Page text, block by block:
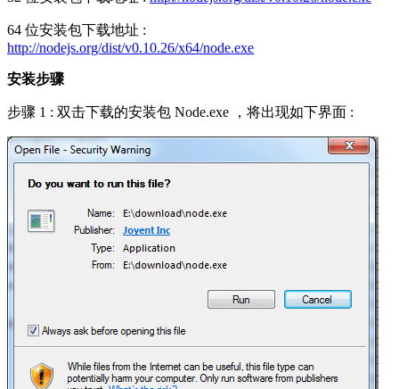
64 位安装包下载地址 :
http://nodejs.org/dist/v0.10.26/x64/node.exe
安装步骤
步骤 1 : 双击下载的安装包 Node.exe ，将出现如下界面 :